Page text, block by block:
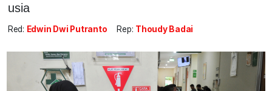
usia
Red: Edwin Dwi Putranto Rep: Thoudy Badai